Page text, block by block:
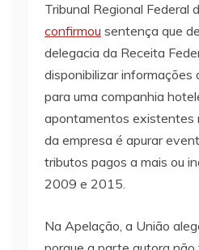
Tribunal Regional Federal
confirmou sentença que
delegacia da Receita
disponibilizar informações
para uma companhia
apontamentos existentes
da empresa é apurar
tributos pagos a mais ou
2009 e 2015.
Na Apelação, a União